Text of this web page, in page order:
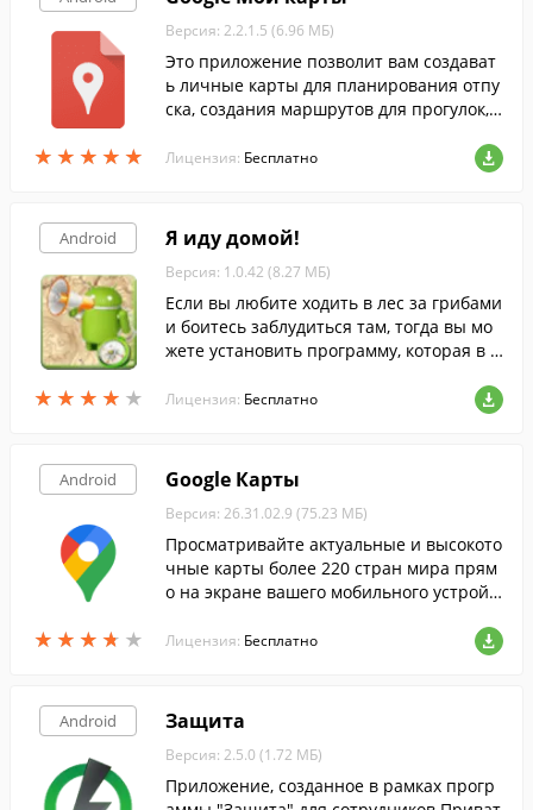
★ ★ ★ ★ ★
★ ★ ★ ★ ★
Версия: 2.2.1.5 (6.96 МБ)
Это приложение позволит вам создават
ь личные карты для планирования отпу
ска, создания маршрутов для прогулок, а
Лицензия: Бесплатно
Android
★ ★ ★ ★ ★
★ ★ ★ ★ ★
Я иду домой!
Версия: 1.0.42 (8.27 МБ)
Если вы любите ходить в лес за грибами
и боитесь заблудиться там, тогда вы мо
жете установить программу, которая в л
Лицензия: Бесплатно
Android
★ ★ ★ ★ ★
★ ★ ★ ★ ★
Google Карты
Версия: 26.31.02.9 (75.23 МБ)
Просматривайте актуальные и высокото
чные карты более 220 стран мира прям
о на экране вашего мобильного устройс
Лицензия: Бесплатно
Android Защита
Версия: 2.5.0 (1.72 МБ)
Приложение, созданное в рамках прогр